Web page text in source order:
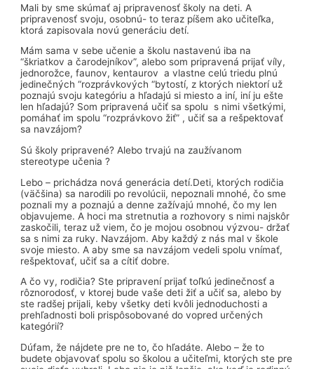
Mali by sme skúmať aj pripravenosť školy na deti. A
pripravenosť svoju, osobnú- to teraz píšem ako učiteľka,
ktorá zapisovala novú generáciu detí.
Mám sama v sebe učenie a školu nastavenú iba na
“škriatkov a čarodejníkov”, alebo som pripravená prijať víly,
jednorožce, faunov, kentaurov a vlastne celú triedu plnú
jedinečných “rozprávkových “bytostí, z ktorých niektorí už
poznajú svoju kategóriu a hľadajú si miesto a iní, iní ju ešte
len hľadajú? Som pripravená učiť sa spolu s nimi všetkými,
pomáhať im spolu “rozprávkovo žiť” , učiť sa a rešpektovať
sa navzájom?
Sú školy pripravené? Alebo trvajú na zaužívanom
stereotype učenia ?
Lebo – prichádza nová generácia detí.Deti, ktorých rodičia
(väčšina) sa narodili po revolúcii, nepoznali mnohé, čo sme
poznali my a poznajú a denne zažívajú mnohé, čo my len
objavujeme. A hoci ma stretnutia a rozhovory s nimi najskôr
zaskočili, teraz už viem, čo je mojou osobnou výzvou- držať
sa s nimi za ruky. Navzájom. Aby každý z nás mal v škole
svoje miesto. A aby sme sa navzájom vedeli spolu vnímať,
rešpektovať, učiť sa a cítiť dobre.
A čo vy, rodičia? Ste pripravení prijať toľkú jedinečnosť a
rôznorodosť, v ktorej bude vaše deti žiť a učiť sa, alebo by
ste radšej prijali, keby všetky deti kvôli jednoduchosti a
prehľadnosti boli prispôsobované do vopred určených
kategórií?
Dúfam, že nájdete pre ne to, čo hľadáte. Alebo – že to
budete objavovať spolu so školou a učiteľmi, ktorých ste pre